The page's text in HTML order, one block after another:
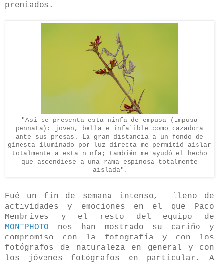
premiados.
"Así se presenta esta ninfa de empusa (Empusa
pennata): joven, bella e infalible como cazadora
ante sus presas. La gran distancia a un fondo de
ginesta iluminado por luz directa me permitió aislar
totalmente a esta ninfa; también me ayudó el hecho
que ascendiese a una rama espinosa totalmente
aislada"
Fué un fin de semana intenso, lleno de
actividades y emociones en el que Paco
Membrives y el resto del equipo de
MONTPHOTO nos han mostrado su cariño y
compromiso con la fotografía y con los
fotógrafos de naturaleza en general y con
los jóvenes fotógrafos en particular. A